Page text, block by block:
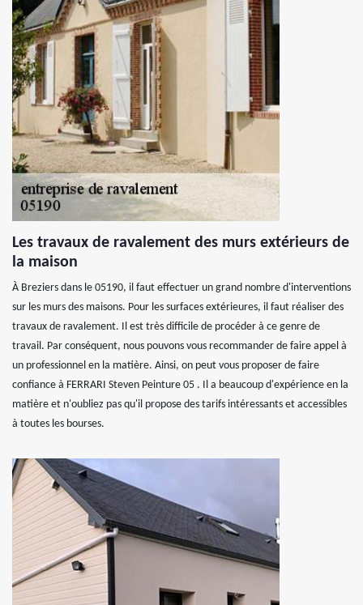
Les travaux de ravalement des murs extérieurs de
la maison
À Breziers dans le 05190, il faut effectuer un grand nombre d'interventions
sur les murs des maisons. Pour les surfaces extérieures, il faut réaliser des
travaux de ravalement. Il est très difficile de procéder à ce genre de
travail. Par conséquent, nous pouvons vous recommander de faire appel à
un professionnel en la matière. Ainsi, on peut vous proposer de faire
confiance à FERRARI Steven Peinture 05 . Il a beaucoup d'expérience en la
matière et n'oubliez pas qu'il propose des tarifs intéressants et accessibles
à toutes les bourses.